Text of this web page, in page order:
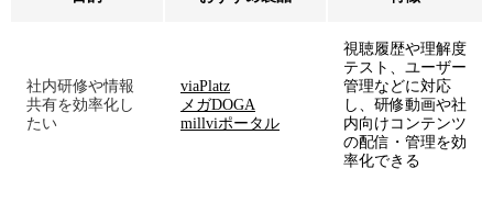
社内研修や情報
共有を効率化し
たい
viaPlatz
メガDOGA
millviポータル
視聴履歴や理解度
テスト、ユーザー
管理などに対応
し、研修動画や社
内向けコンテンツ
の配信・管理を効
率化できる